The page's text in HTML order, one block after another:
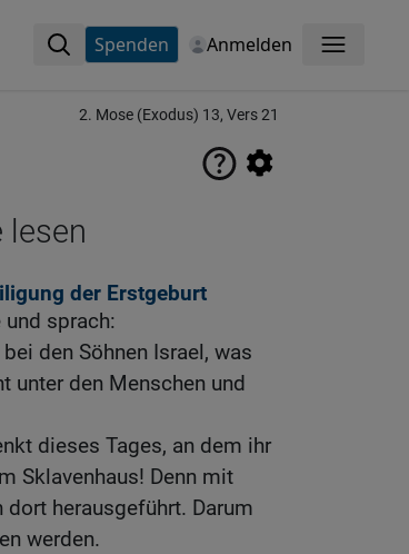
Spenden Anmelden Menü
2. Mose (Exodus) 13, Vers 21
lesen
der Erstgeburt
und sprach:
den Söhnen Israel, was
unter den Menschen und
dieses Tages, an dem ihr
Sklavenhaus! Denn mit
herausgeführt. Darum
werden.